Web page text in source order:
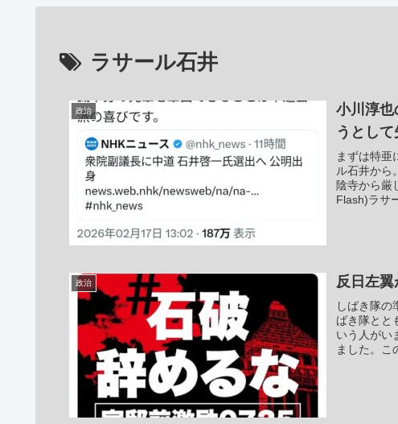
ラサール石井
政治
小川淳也
うとして
まずは特亜
ル石井から
陰寺から厳
Flash)ラサ
政治 反日左
しばき隊の
ばき隊とと
いう人がい
ました。こ